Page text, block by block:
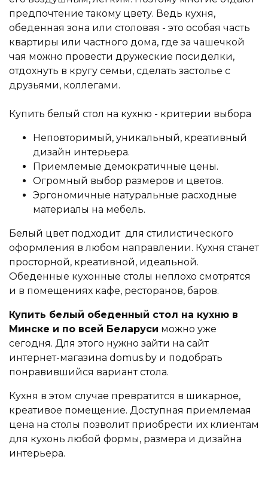
предпочтение такому цвету. Ведь кухня,
обеденная зона или столовая - это особая часть
квартиры или частного дома, где за чашечкой
чая можно провести дружеские посиделки,
отдохнуть в кругу семьи, сделать застолье с
друзьями, коллегами.
Купить белый стол на кухню - критерии выбора
Неповторимый, уникальный, креативный
дизайн интерьера.
Приемлемые демократичные цены.
Огромный выбор размеров и цветов.
Эргономичные натуральные расходные
материалы на мебель.
Белый цвет подходит для стилистического
оформления в любом направлении. Кухня станет
просторной, креативной, идеальной.
Обеденные кухонные столы неплохо смотрятся
и в помещениях кафе, ресторанов, баров.
Купить белый обеденный стол на кухню в
Минске и по всей Беларуси можно уже
сегодня. Для этого нужно зайти на сайт
интернет-магазина domus.by и подобрать
понравившийся вариант стола.
Кухня в этом случае превратится в шикарное,
креативое помещение. Доступная приемлемая
цена на столы позволит приобрести их клиентам
для кухонь любой формы, размера и дизайна
интерьера.